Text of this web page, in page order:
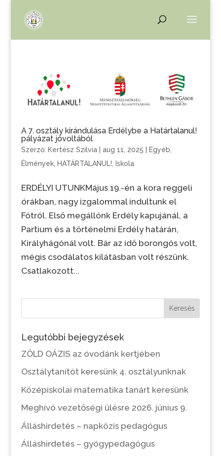
A 7. osztály kirándulása Erdélybe a Határtalanul!
pályázat jóvoltából
Szerző: Kertész Szilvia| aug 11, 2025 Egyéb
Élmények, HATÁRTALANUL! Iskola
ERDÉLYI UTUNKMájus 19.-én a kora reggeli
órákban, nagy izgalommal indultunk el
Fótról. Első megállónk Erdély kapujánál, a
Partium és a történelmi Erdély határán,
Királyhágónál volt. Bár az idő borongós volt,
mégis csodálatos kilátásban volt részünk.
Csatlakozott...
Keresés
Legutóbbi bejegyzések
ZÖLD OÁZIS az óvodánk kertjében
Osztálytanítót keresünk 4. osztályunknak
Középiskolai matematika tanárt keresünk
Meghívó vezetőségi ülésre 2026. június 9.
Álláshirdetés – napközis pedagógus
Álláshirdetés – gyógypedagógus